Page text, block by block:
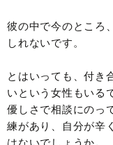
彼の中で今のところ
しれないです。
とはいっても、付き
いという女性もいる
優しさで相談にのっ
練があり、自分が辛